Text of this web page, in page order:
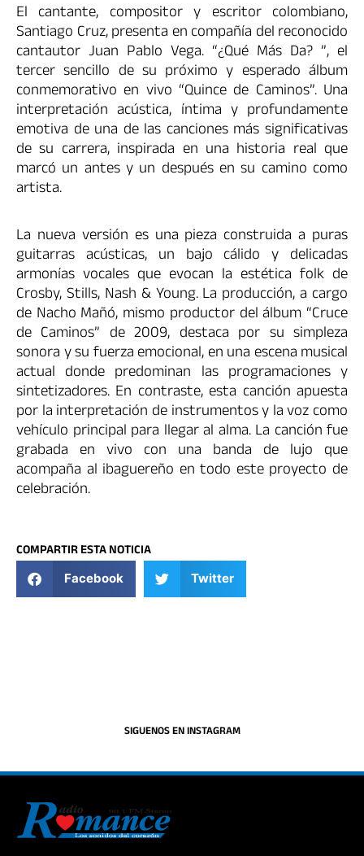
El cantante, compositor y escritor colombiano,
Santiago Cruz, presenta en compañía del reconocido
cantautor Juan Pablo Vega. “¿Qué Más Da? ”, el
tercer sencillo de su próximo y esperado álbum
conmemorativo en vivo “Quince de Caminos”. Una
interpretación acústica, íntima y profundamente
emotiva de una de las canciones más significativas
de su carrera, inspirada en una historia real que
marcó un antes y un después en su camino como
artista.
La nueva versión es una pieza construida a puras
guitarras acústicas, un bajo cálido y delicadas
armonías vocales que evocan la estética folk de
Crosby, Stills, Nash & Young. La producción, a cargo
de Nacho Mañó, mismo productor del álbum “Cruce
de Caminos” de 2009, destaca por su simpleza
sonora y su fuerza emocional, en una escena musical
actual donde predominan las programaciones y
sintetizadores. En contraste, esta canción apuesta
por la interpretación de instrumentos y la voz como
vehículo principal para llegar al alma. La canción fue
grabada en vivo con una banda de lujo que
acompaña al ibaguereño en todo este proyecto de
celebración.
COMPARTIR ESTA NOTICIA
Facebook Twitter
SIGUENOS EN INSTAGRAM